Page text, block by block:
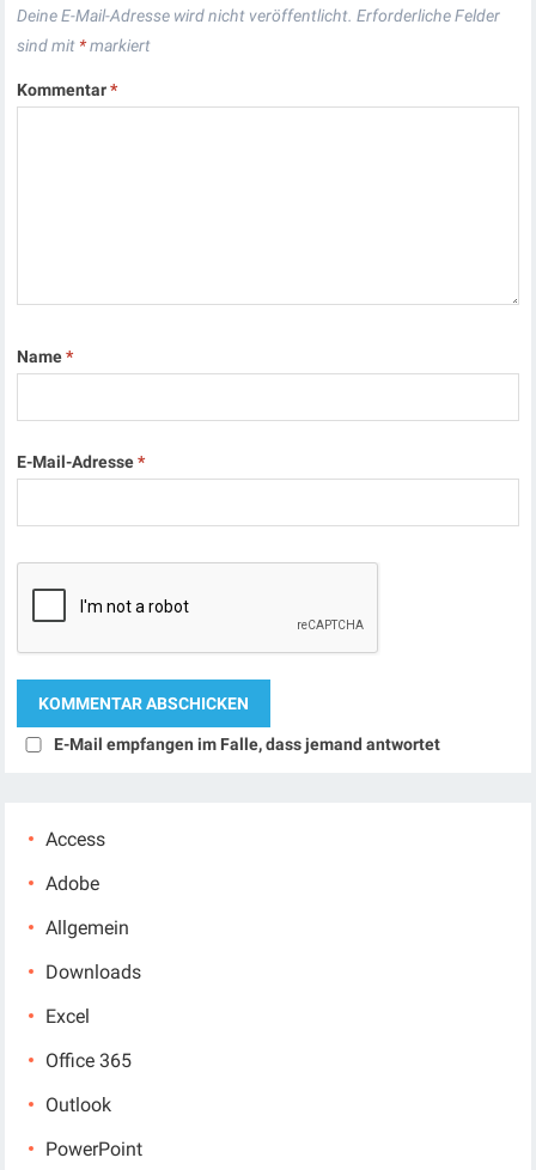
Deine E-Mail-Adresse wird nicht veröffentlicht. Erforderliche Felder
sind mit *markiert
Kommentar*
Name*
E-Mail-Adresse*
E-Mail empfangen im Falle, dass jemand antwortet
Access
Adobe
Allgemein
Downloads
Excel
Office 365
Outlook
PowerPoint